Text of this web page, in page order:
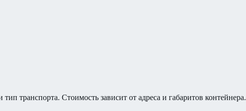
транспорта. Стоимость зависит от адреса и габаритов контейнера.